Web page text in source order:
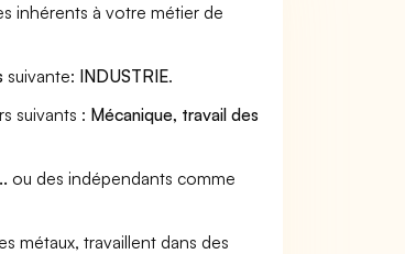
inhérents à votre métier de
suivante: INDUSTRIE.
suivants : Mécanique, travail des
ou des indépendants comme
métaux, travaillent dans des